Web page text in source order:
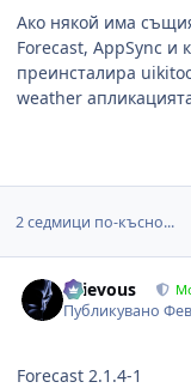
Ако някой има
Forecast, AppSync и
преинсталира
weather
2 седмици по-късно...
Grievous
Публикувано
Forecast 2.1.4-1